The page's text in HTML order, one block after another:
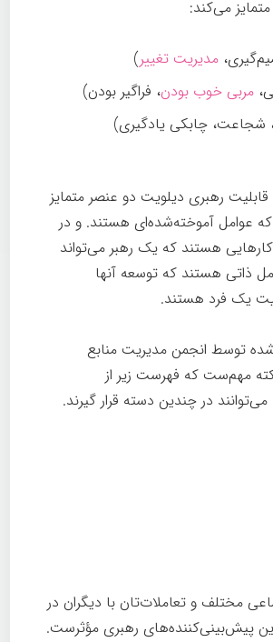
مدیریت تغییر)
مربی خوب بودن، فراگیر بودن)
شجاعت، چابکی یادگیری)
رهبری دیلویت دو عنصر متمایز
عوامل آموخته‌شده‌ای هستند. و در
هستند که یک رهبر می‌تواند
ذاتی هستند که توسعه آنها
یک فرد هستند.
توسط انجمن مدیریت منابع
مهم‌ست که فهرست زیر از
در چندین دسته قرار گیرند.
مختلف و تعاملات‌تان با دیگران در
پیش‌بینی‌کننده‌های رهبری مؤثرست.